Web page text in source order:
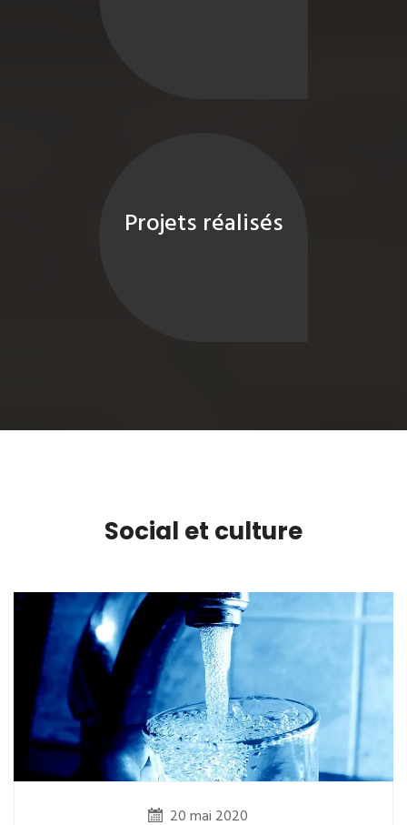
Projets réalisés
Social et culture
20 mai 2020